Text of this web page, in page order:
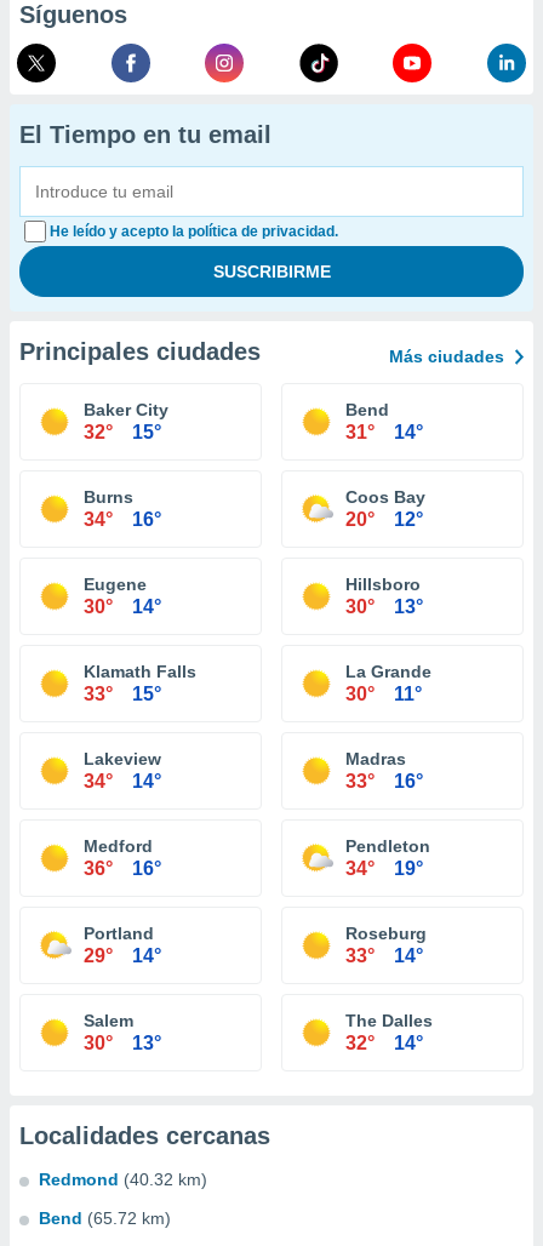
Síguenos
El Tiempo en tu email
He leído y acepto la política de privacidad.
Principales ciudades Más ciudades
Baker City
32° 15°
Bend
31° 14°
Burns
34° 16°
Coos Bay
20° 12°
Eugene
30° 14°
Hillsboro
30° 13°
Klamath Falls
33° 15°
La Grande
30° 11°
Lakeview
34° 14°
Madras
33° 16°
Medford
36° 16°
Pendleton
34° 19°
Portland
29° 14°
Roseburg
33° 14°
Salem
30° 13°
The Dalles
32° 14°
Localidades cercanas
Redmond (40.32 km)
Bend (65.72 km)